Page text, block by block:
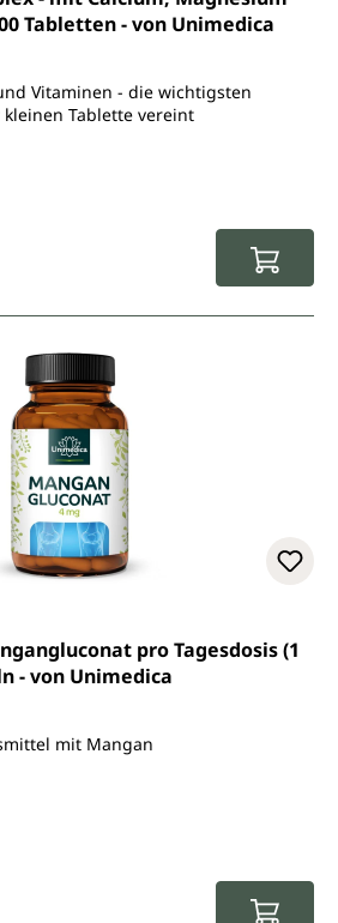
Tabletten - von Unimedica
Vitaminen - die wichtigsten
Tablette vereint
von 5 von 5 Sternen
pro Tagesdosis (1
- von Unimedica
mit Mangan